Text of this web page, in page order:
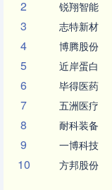
2 锐翔智能
3 志特新材
4 博腾股份
5 近岸蛋白
6 毕得医药
7 五洲医疗
8 耐科装备
9 一博科技
10 方邦股份